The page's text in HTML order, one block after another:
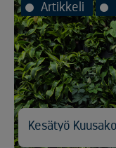
Artikkeli